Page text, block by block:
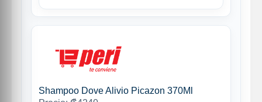
Shampoo Dove Alivio Picazon 370Ml